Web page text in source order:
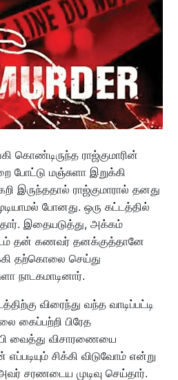
கொண்டிருந்த ராஜ்குமாரின்
போட்டு மஞ்சுளா இறுக்கி
இருந்ததால் ராஜ்குமாரால் தனது
போனது. ஒரு கட்டத்தில்
இதையடுத்து, அக்கம்
தன் கணவர் தனக்குத்தானே
தற்கொலை செய்து
நாடகமாடினார்.
விரைந்து வந்த வாடிப்பட்டி
கைப்பற்றி பிரேத
வைத்து விசாரணையை
சிக்கி விடுவோம் என்று
சரணடைய முடிவு செய்தார்.